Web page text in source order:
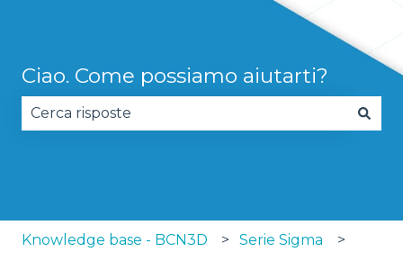
Ciao. Come possiamo aiutarti?
Knowledge base - BCN3D Serie Sigma